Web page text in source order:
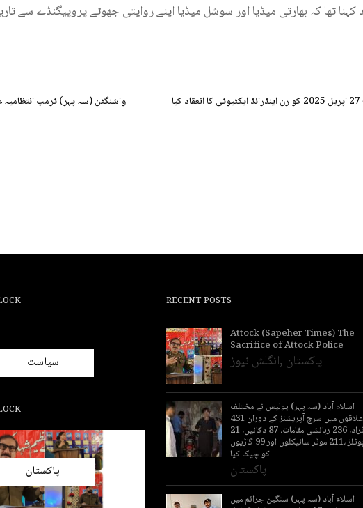
تھا کہ بھارتی میڈیا اور سوشل میڈیا اپنے روایتی جھوٹے پروپیگنڈے سے
واشنگٹن (سہ پہر) ٹرمپ اسلام آباد (سہ پہر) اج 27 اپریل 2025 کو رن اینڈرائڈ ایکٹیوٹی کا انعقاد کیا
سیاست
پاکستان
RECENT POSTS
Attock (Sapeher Times) The
Sacrifice of Attock Police
انگلش نیوز, پاکستان
اسلام آباد (سہ پہر) پولیس نے مختلف
علاقوں میں سرچ آپریشنز کے دوران 431
افراد، 236 رہائشی مقامات، 87 دکانیں، 21
ہوٹلز ،211 موٹر سائیکلوں اور 99 گاڑیوں
کو چیک کیا
پاکستان
اسلام آباد (سہ پہر) سنگین جرائم میں